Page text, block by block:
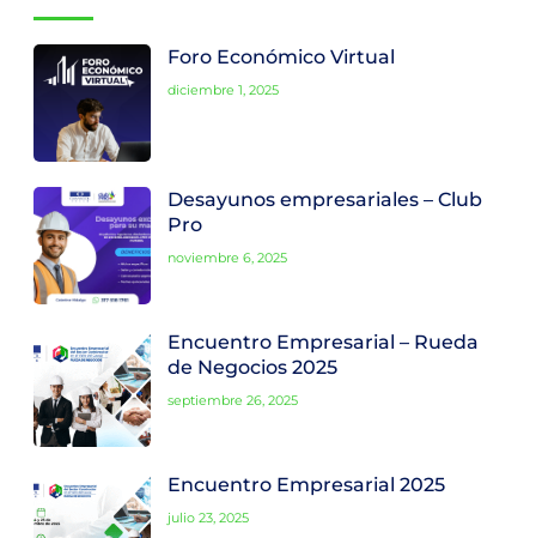
Foro Económico Virtual
diciembre 1, 2025
Desayunos empresariales – Club
Pro
noviembre 6, 2025
Encuentro Empresarial – Rueda
de Negocios 2025
septiembre 26, 2025
Encuentro Empresarial 2025
julio 23, 2025